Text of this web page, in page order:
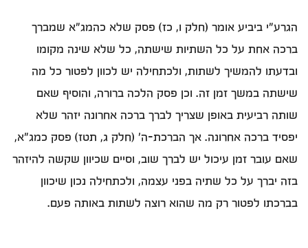
הגרע"י ביביע אומר (חלק ו, כז) פסק שלא כהמג"א שמברך
ברכה אחת על כל השתיות שישתה, כל שלא שינה מקומו
ובדעתו להמשיך לשתות, ולכתחילה יש לכוון לפטור כל מה
שישתה במשך זמן זה. וכן פסק הלכה ברורה, והוסיף שאם
שותה רביעית באופן שצריך לברך ברכה אחרונה יזהר שלא
יפסיד ברכה אחרונה. אך הברכת-ה' (חלק ג, תטז) פסק כמג"א,
שאם עובר זמן עיכול יש לברך שוב, וסיים שכיוון שקשה להיזהר
בזה יברך על כל שתיה בפני עצמה, ולכתחילה נכון שיכוון
בברכתו לפטור רק מה שהוא רוצה לשתות באותה פעם.